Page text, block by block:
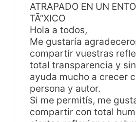
ATRAPADO EN UN
TÃ“XICO
Hola a todos,
Me gustaría
compartir vuestras
total transparencia y
ayuda mucho a crecer
persona y autor.
Si me permitís, me
compartir con total